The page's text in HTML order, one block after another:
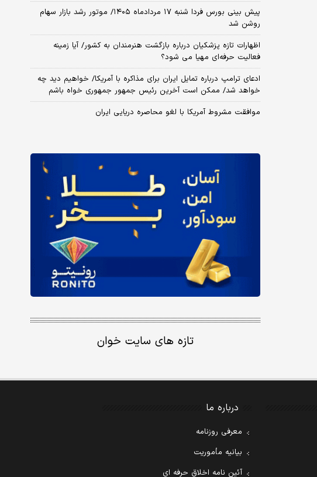
پیش بینی بورس فردا شنبه ۱۷ مردادماه ۱۴۰۵/ موتور رشد بازار سهام
روشن شد
اظهارات تازه پزشکیان درباره بازگشت هنرمندان به کشور/ آیا زمینه
فعالیت حرفه‌ای مهیا می شود؟
ادعای ترامپ درباره تمایل ایران برای مذاکره با آمریکا/ خواهیم دید چه
خواهد شد/ ممکن است آخرین رئیس‌ جمهور جمهوری خواه باشم
موافقت مشروط آمریکا با لغو محاصره دریایی ایران
تازه های سایت خوان
درباره ما
معرفی روزنامه
بیانیه مأموریت
آئین نامه اخلاق حرفه ای